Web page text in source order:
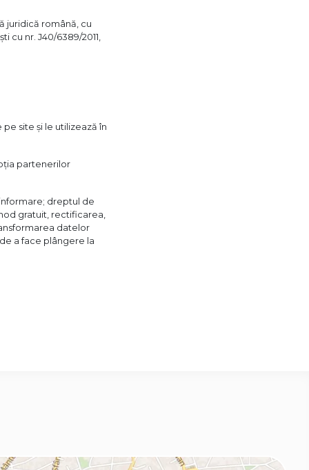
juridică română, cu
cu nr. J40/6389/2011,
site și le utilizează în
partenerilor
dreptul de
gratuit, rectificarea,
datelor
a face plângere la